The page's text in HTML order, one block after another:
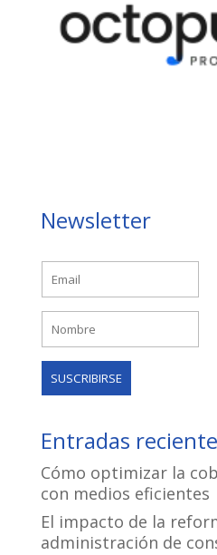
Newsletter
Entradas
Cómo optimizar la
con medios eficientes
El impacto de la
administración de